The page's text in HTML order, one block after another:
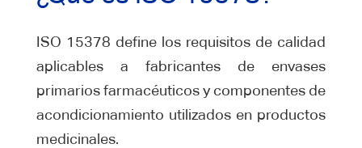
ISO 15378 define los requisitos de calidad
aplicables a fabricantes de envases
primarios farmacéuticos y componentes de
acondicionamiento utilizados en productos
medicinales.